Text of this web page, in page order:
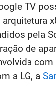
TV
pela
de
a LG, a